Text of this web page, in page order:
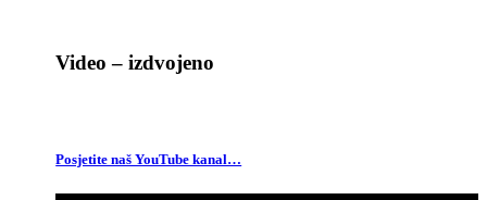
Video – izdvojeno
Posjetite naš YouTube kanal…